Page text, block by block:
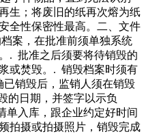
今年春天还结了不少。最近
洗手盆的什么。手推车家里
，种出一
生；将废旧的纸再次熔为纸
全性保密性最高。二、文件
案，在批准前须单独系统
. 批准之后须要将待销毁的
或焚毁。. 销毁档案时须有
销毁后，监销人须在销毁
的日期，并签字以示负
单入库，跟企业约定好时间
拍摄或拍摄照片，销毁完成